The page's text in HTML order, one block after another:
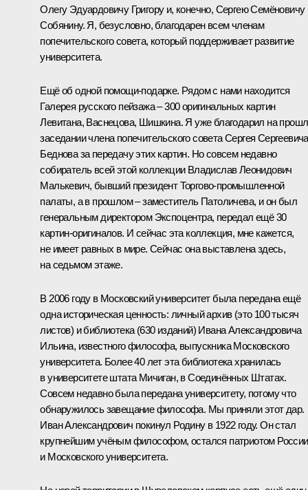
Олегу Эдуардовичу Григору и, конечно, Сергею Семёновичу
Собянину. Я, безусловно, благодарен всем членам
попечительского совета, который поддерживает развитие
университета.
Ещё об одной помощи-подарке. Рядом с нами находится
Галерея русского пейзажа – 300 оригинальных картин
Левитана, Васнецова, Шишкина. Я уже благодарил на
заседании члена попечительского совета Сергея Сергеевича
Беднова за передачу этих картин. Но совсем недавно
собиратель всей этой коллекции Владислав Леонидович
Малькевич, бывший президент Торгово-промышленной
палаты, а в прошлом – заместитель Патоличева, и он был
генеральным директором Экспоцентра, передал ещё 30
картин-оригиналов. И сейчас эта коллекция, мне кажется,
не имеет равных в мире. Сейчас она выставлена здесь,
на седьмом этаже.
В 2006 году в Московский университет была передана ещё
одна историческая ценность: личный архив (это 100 тысяч
листов) и библиотека (630 изданий) Ивана Александровича
Ильина, известного философа, выпускника Московского
университета. Более 40 лет эта библиотека хранилась
в университете штата Мичиган, в Соединённых Штатах.
Совсем недавно была передана университету, потому что
обнаружилось завещание философа. Мы приняли этот дар.
Иван Александрович покинул Родину в 1922 году. Он стал
крупнейшим учёным философом, остался патриотом России
и Московского университета.